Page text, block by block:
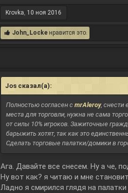
Krovka, 10 ноя 2016
John_Locke нравится это.
Jos сказал(а):
Полностью согласен с mrAleroy, снести
места для торговли, нужна не сама
от силы 10% игроков. Зажиточные
барыжить хотят, так как это
Сделать торговые палатки/домики в
Ага. Давайте все снесем. Ну а че,
Ну вот как? я читаю и мне
Ладно я смирился глядя на